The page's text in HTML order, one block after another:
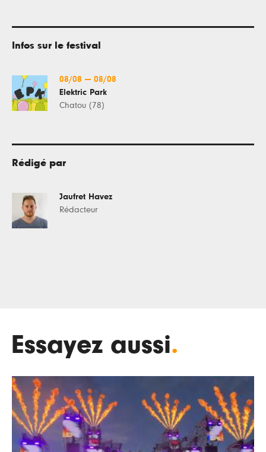
Infos sur le festival
08/08 — 08/08
Elektric Park
Chatou (78)
Rédigé par
Jaufret Havez
Rédacteur
Essayez aussi.